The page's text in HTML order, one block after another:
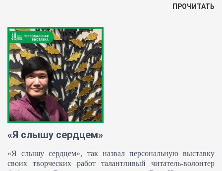
ПРОЧИТАТЬ
«Я слышу сердцем»
«Я слышу сердцем», так назвал персональную выставку
своих творческих работ талантливый читатель-волонтер